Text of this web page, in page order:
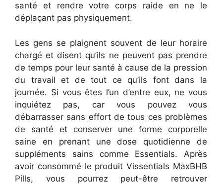
santé et rendre votre corps raide en ne le
déplaçant pas physiquement.
Les gens se plaignent souvent de leur horaire
chargé et disent qu’ils ne peuvent pas prendre
de temps pour leur santé à cause de la pression
du travail et de tout ce qu’ils font dans la
journée. Si vous êtes l’un d’entre eux, ne vous
inquiétez pas, car vous pouvez vous
débarrasser sans effort de tous ces problèmes
de santé et conserver une forme corporelle
saine en prenant une dose quotidienne de
suppléments sains comme Essentials. Après
avoir consommé le produit Vissentials MaxBHB
Pills, vous pourrez peut-être retrouver